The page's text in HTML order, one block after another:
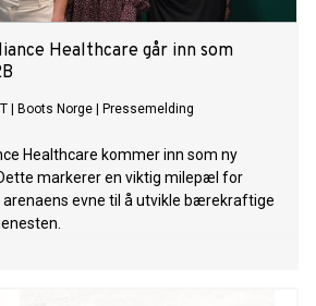
Healthcare går inn som
Boots Norge Pressemelding
Healthcare kommer inn som ny
markerer en viktig milepæl for
arenaens evne til å utvikle bærekraftige